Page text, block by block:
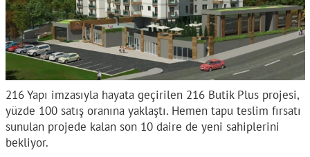
216 Yapı imzasıyla hayata geçirilen 216 Butik Plus projesi,
yüzde 100 satış oranına yaklaştı. Hemen tapu teslim fırsatı
sunulan projede kalan son 10 daire de yeni sahiplerini
bekliyor.